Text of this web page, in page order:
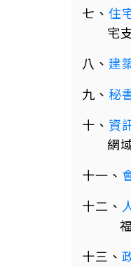
七、住
宅
八、 建
九、 秘
十、資
網
十一、
十二、
十三、